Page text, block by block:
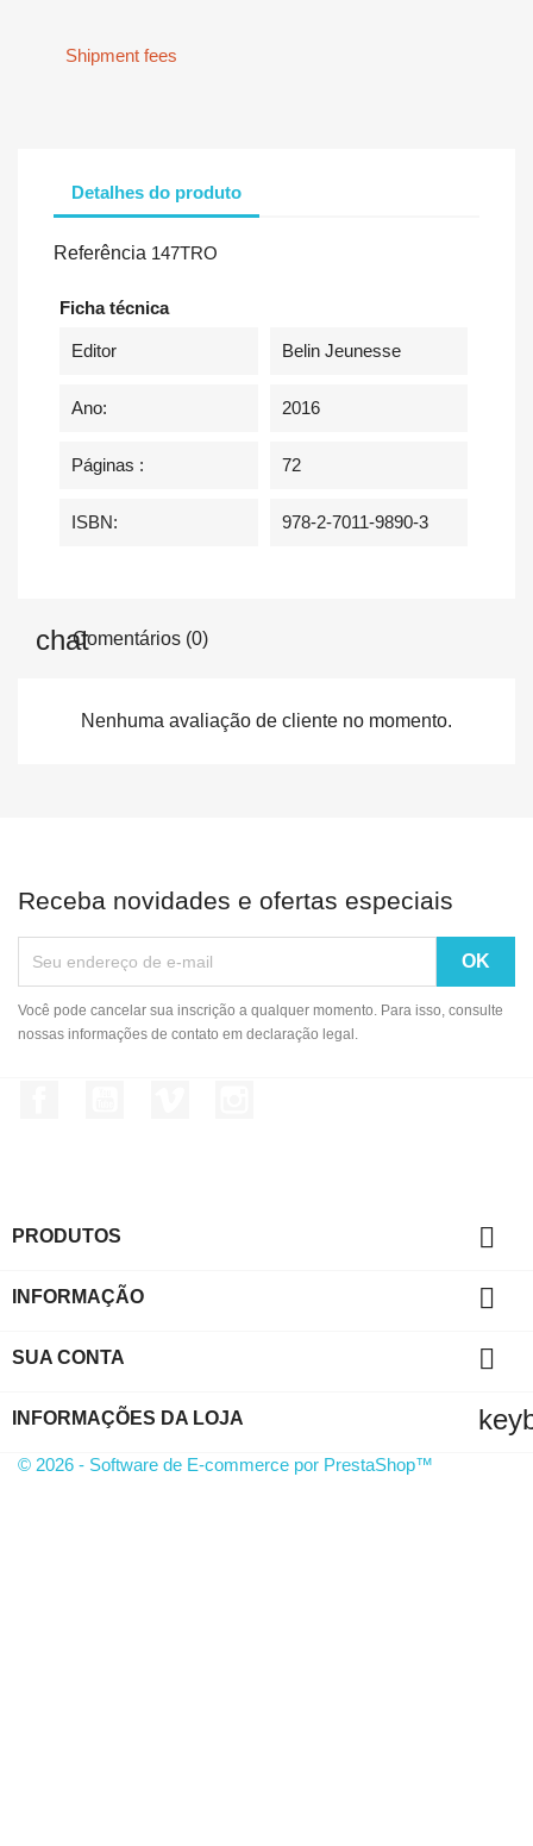
Shipment fees
Detalhes do produto
Referência 147TRO
Ficha técnica
Editor Belin Jeunesse
Ano: 2016
Páginas : 72
ISBN: 978-2-7011-9890-3
Comentários (0)
Nenhuma avaliação de cliente no momento.
Receba novidades e ofertas especiais
Você pode cancelar sua inscrição a qualquer momento. Para isso, consulte
nossas informações de contato em declaração legal.
PRODUTOS 
INFORMAÇÃO 
SUA CONTA 
INFORMAÇÕES DA LOJA
© 2026 - Software de E-commerce por PrestaShop™